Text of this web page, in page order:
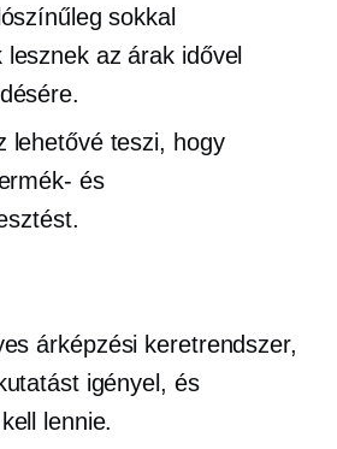
sokkal
az árak idővel
lehetővé teszi, hogy
és
árképzési keretrendszer,
igényel, és
lennie.